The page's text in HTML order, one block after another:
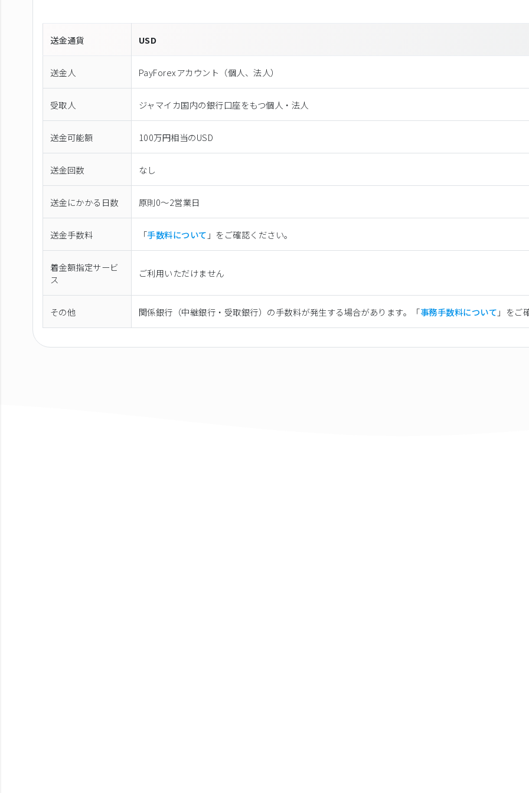
送金通貨 USD
送金人 PayForexアカウント（個⼈、法⼈）
受取人 ジャマイカ国内の銀行口座をもつ個人・法人
送金可能額 100万円相当のUSD
送金回数 なし
送金にかかる日数 原則0〜2営業日
送金手数料 「手数料について 」をご確認ください。
着金額指定サービ
ス
ご利用いただけません
その他 関係銀行（中継銀行・受取銀行）の手数料が発生する場合があります。「事務手数料について 」をご